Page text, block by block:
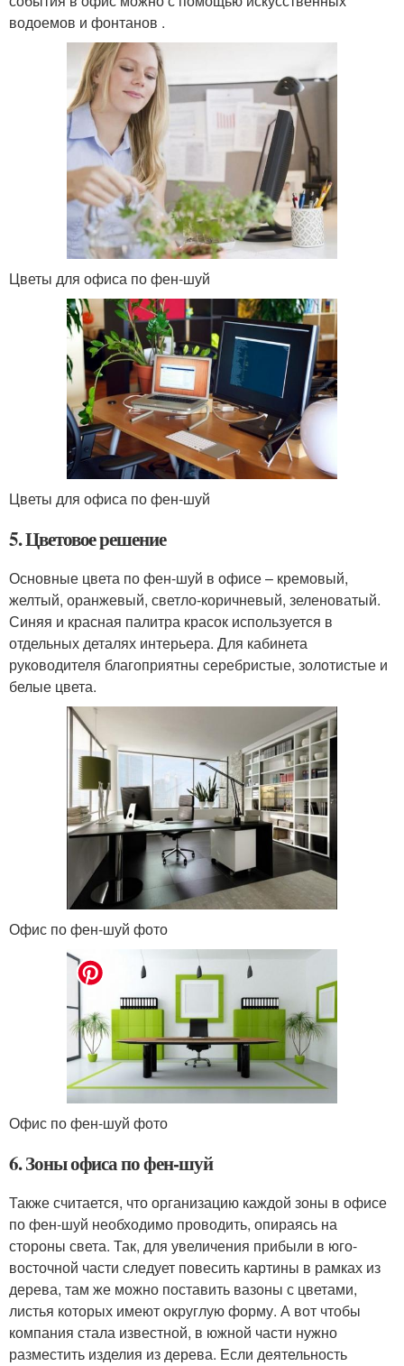
водоемов и фонтанов .
Цветы для офиса по фен-шуй
Цветы для офиса по фен-шуй
5. Цветовое решение
Основные цвета по фен-шуй в офисе – кремовый,
желтый, оранжевый, светло-коричневый, зеленоватый.
Синяя и красная палитра красок используется в
отдельных деталях интерьера. Для кабинета
руководителя благоприятны серебристые, золотистые и
белые цвета.
Офис по фен-шуй фото
Офис по фен-шуй фото
6. Зоны офиса по фен-шуй
Также считается, что организацию каждой зоны в офисе
по фен-шуй необходимо проводить, опираясь на
стороны света. Так, для увеличения прибыли в юго-
восточной части следует повесить картины в рамках из
дерева, там же можно поставить вазоны с цветами,
листья которых имеют округлую форму. А вот чтобы
компания стала известной, в южной части нужно
разместить изделия из дерева. Если деятельность